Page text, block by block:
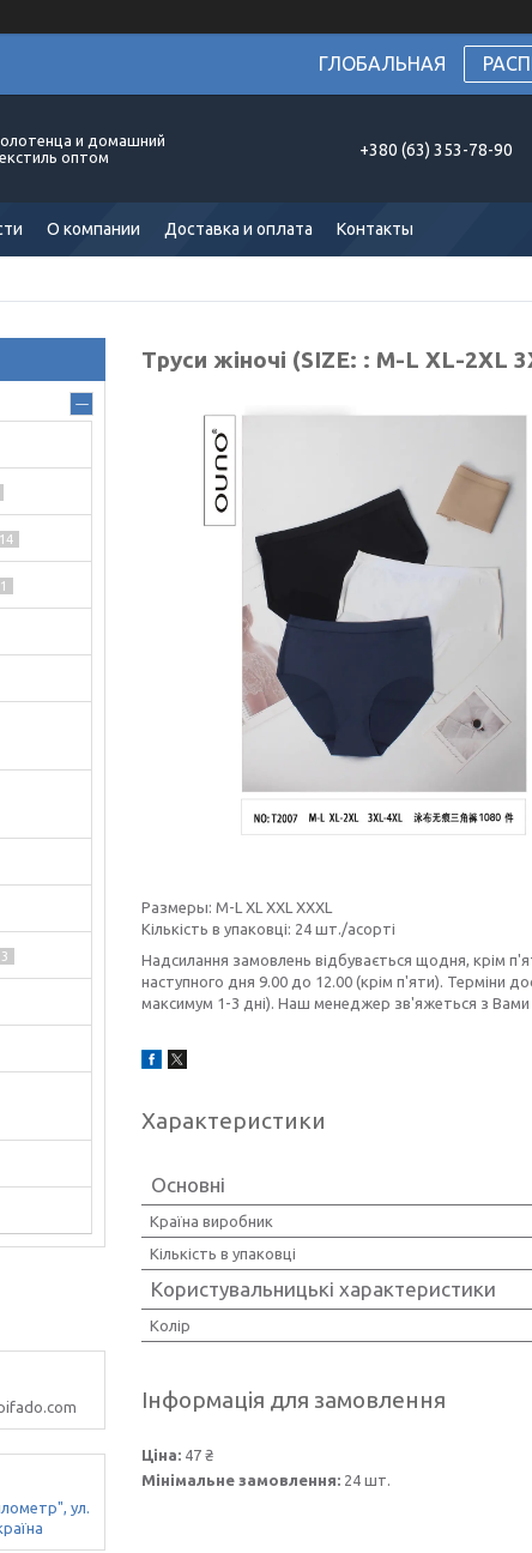
ГЛОБАЛЬНАЯ
и домашний
оптом
+380 (63) 353-78-90
О компании Доставка и оплата Контакты
Труси жіночі (SIZE: : M-L XL-
Размеры: M-L XL XXL XXXL
Кількість в упаковці: 24 шт./асорті
Надсилання замовлень відбувається щодня, крім
наступного дня 9.00 до 12.00 (крім п'яти). Терміни
максимум 1-3 дні). Наш менеджер зв'яжеться з
Характеристики
Основні
Країна виробник
Кількість в упаковці
Користувальницькі характеристики
Колір
Інформація для замовлення
Ціна: 47 ₴
Мінімальне замовлення: 24 шт.
14
1
3
ул.